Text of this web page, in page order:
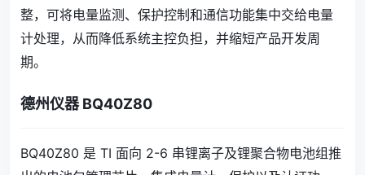
整，可将电量监测、保护控制和通信功能集中交给电量
计处理，从而降低系统主控负担，并缩短产品开发周
期。
德州仪器 BQ40Z80
BQ40Z80 是 TI 面向 2-6 串锂离子及锂聚合物电池组推